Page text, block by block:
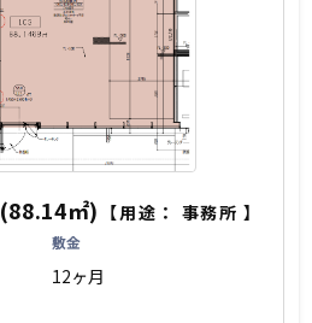
(88.14㎡) 【用途： 事務所 】
敷金
12ヶ月